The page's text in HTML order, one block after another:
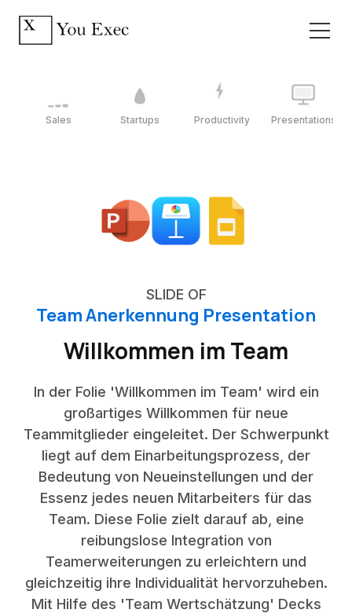
Sales Startups Productivity Presentations
SLIDE OF
Team Anerkennung Presentation
Willkommen im Team
In der Folie 'Willkommen im Team' wird ein
großartiges Willkommen für neue
Teammitglieder eingeleitet. Der Schwerpunkt
liegt auf dem Einarbeitungsprozess, der
Bedeutung von Neueinstellungen und der
Essenz jedes neuen Mitarbeiters für das
Team. Diese Folie zielt darauf ab, eine
reibungslose Integration von
Teamerweiterungen zu erleichtern und
gleichzeitig ihre Individualität hervorzuheben.
Mit Hilfe des 'Team Wertschätzung' Decks